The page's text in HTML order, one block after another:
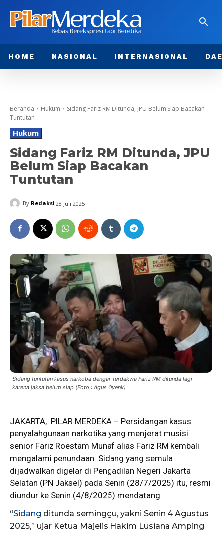
HOME NASIONAL INTERNASIONAL
Beranda Hukum
Sidang Fariz RM Ditunda, JPU Belum Siap Bacakan
Tuntutan
Hukum
Sidang Fariz RM Ditunda, JPU
Belum Siap Bacakan
Tuntutan
By Redaksi 28 Juli 2025
Sidang tuntutan kasus narkoba dengan terdakwa Fariz RM ditunda lagi
karena jaksa belum siap (Foto : Agus Oyenk)
JAKARTA, PILAR MERDEKA – Persidangan kasus
penyalahgunaan narkotika yang menjerat musisi
senior Fariz Roestam Munaf alias Fariz RM kembali
mengalami penundaan. Sidang yang semula
dijadwalkan digelar di Pengadilan Negeri Jakarta
Selatan (PN Jaksel) pada Senin (28/7/2025) itu, resmi
diundur ke Senin (4/8/2025) mendatang.
“Sidang ditunda seminggu, yakni Senin 4 Agustus
2025,” ujar Ketua Majelis Hakim Lusiana Amping